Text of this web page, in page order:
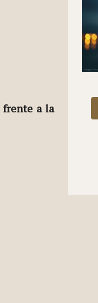
frente a la